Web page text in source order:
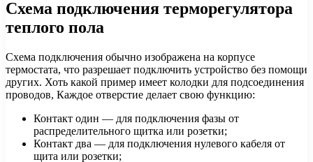
Схема подключения терморегулятора
теплого пола
Схема подключения обычно изображена на корпусе
термостата, что разрешает подключить устройство без помощи
других. Хоть какой пример имеет колодки для подсоединения
проводов, Каждое отверстие делает свою функцию:
Контакт один — для подключения фазы от
распределительного щитка или розетки;
Контакт два — для подключения нулевого кабеля от
щита или розетки;